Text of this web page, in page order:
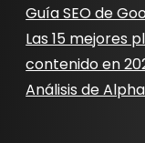
Guía SEO de
Las 15 mejores
contenido en
Análisis de